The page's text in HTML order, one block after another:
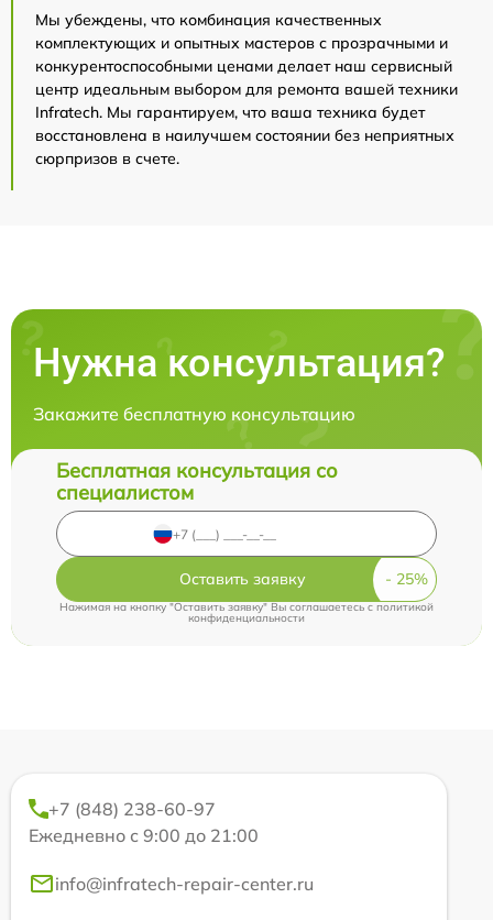
Мы убеждены, что комбинация качественных
комплектующих и опытных мастеров с прозрачными и
конкурентоспособными ценами делает наш сервисный
центр идеальным выбором для ремонта вашей техники
Infratech. Мы гарантируем, что ваша техника будет
восстановлена в наилучшем состоянии без неприятных
сюрпризов в счете.
Нужна консультация?
Закажите бесплатную консультацию
Бесплатная консультация со
специалистом
Оставить заявку
Нажимая на кнопку "Оставить заявку" Вы соглашаетесь cполитикой
конфиденциальности
+7 (848) 238-60-97
Ежедневно с 9:00 до 21:00
info@infratech-repair-center.ru